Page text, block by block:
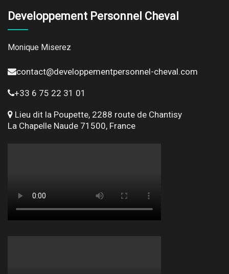
Developpement Personnel Cheval
Monique Miserez
contact@developpementpersonnel-cheval.com
+33 6 75 22 31 01
Lieu dit la Poupette, 2288 route de Chantisy
La Chapelle Naude 71500, France